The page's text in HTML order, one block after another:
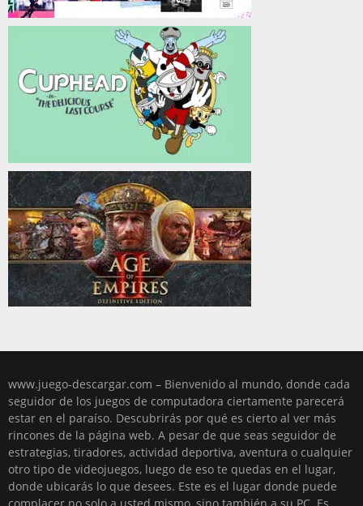
www.juego-descargar.com – Bienvenido al mundo, donde cada
seguidor de los juegos de computadora ciertamente parecerá
estar en el paraíso. Descubrirás por qué es cierto al ver más
rincones de la página web. A pesar de que seas seguidor de
estrategias, tiradores, actividad deportiva, aventura o cualquier
otro tipo de videojuegos, luego de eso te quedas en el lugar,
donde ubicarás lo que desees. Este es el lugar donde puede